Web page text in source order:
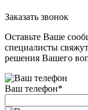
Заказать звонок
Оставьте Ваше
специалисты
решения Вашего
Ваш телефон*